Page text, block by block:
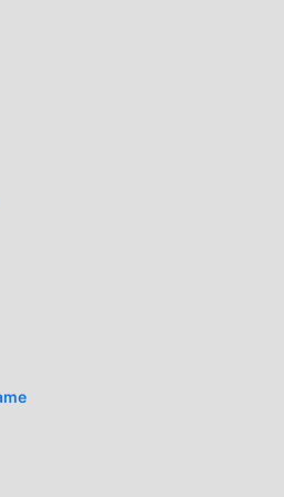
Installer modunun
ücret talep etmeyeceğini ve
ve kurulumu ücretsiz olduğunu
istemcisini indirin, tek
Installer 9.36.3 indirip
moddroid'i indir ve oyna!
bir puzzle oyunu olarak,
çok sayıda hayran
Geleneksel puzzle
[GameDVA.com] Installer içinde,
geçirmeniz yeterlidir,
tadını çıkarabilirsiniz.
zamanda moddroid, puzzle
bir platform inşa etti ve